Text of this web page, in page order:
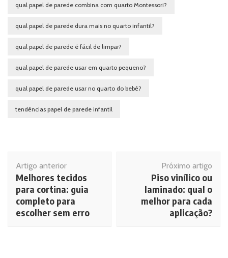
qual papel de parede combina com quarto Montessori?
qual papel de parede dura mais no quarto infantil?
qual papel de parede é fácil de limpar?
qual papel de parede usar em quarto pequeno?
qual papel de parede usar no quarto do bebê?
tendências papel de parede infantil
de
post
Artigo anterior
Melhores tecidos
para cortina: guia
completo para
escolher sem erro
Próximo artigo
Piso vinílico ou
laminado: qual o
melhor para cada
aplicação?